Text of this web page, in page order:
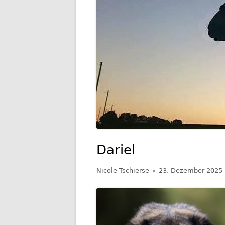
Dariel
Autor
Nicole Tschierse
Veröffentlicht
23. Dezember 2025